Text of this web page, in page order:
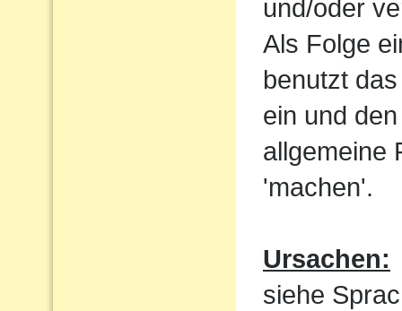
und/oder
Als Folge
benutzt
ein und
allgemeine
'machen'.
Ursachen:
siehe